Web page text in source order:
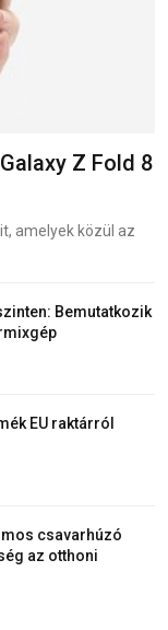
Z Fold 8
amelyek közül az
Bemutatkozik
EU raktárról
csavarhúzó
az otthoni